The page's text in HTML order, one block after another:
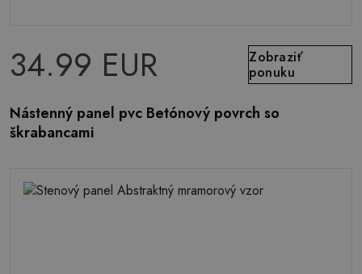
34.99 EUR
Zobraziť
ponuku
Nástenný panel pvc Betónový povrch so
škrabancami